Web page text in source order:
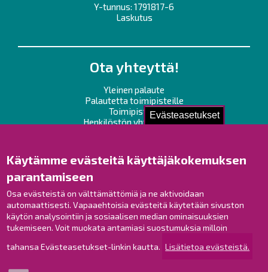
Evästeasetukset
Käytämme evästeitä käyttäjäkokemuksen
parantamiseen
Osa evästeistä on välttämättömiä ja ne aktivoidaan
automaattisesti. Vapaaehtoisia evästeitä käytetään sivuston
käytön analysointiin ja sosiaalisen median ominaisuuksien
tukemiseen. Voit muokata antamiasi suostumuksia milloin
tahansa Evästeasetukset-linkin kautta. Lisätietoa evästeistä.
Y-tunnus: 1791817-6
Laskutus
Ota yhteyttä!
Yleinen palaute
Palautetta toimipisteille
Toimipisteet
Henkilöstön yhteystiedot
Raahe Facebookissa
Raahe Instagramissa
Raahe LinkedInissä
Raahe YouTubessa